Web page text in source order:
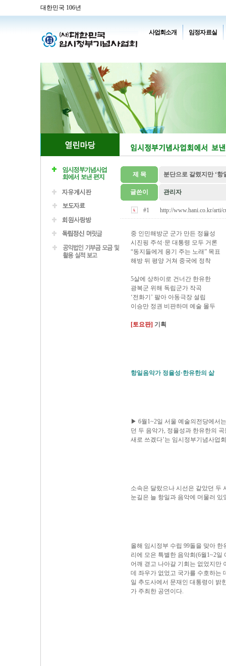
대한민국 106년
사업회소개 임정자료실
제 목 분단으로 갈렸지만 ‘항
글쓴이 관리자
#1 http://www.hani.co.kr/arti/
중 인민해방군 군가 만든 정율성
시진핑 주석·문 대통령 모두 거론
“동지들에게 용기 주는 노래” 목표
해방 뒤 평양 거쳐 중국에 정착
5살에 상하이로 건너간 한유한
광복군 위해 독립군가 작곡
‘전화기’ 팔아 아동극장 설립
이승만 정권 비판하며 예술 몰두
[토요판] 기획
항일음악가 정율성·한유한의 삶
▶ 6월1~2일 서울 예술의전당에서
던 두 음악가, 정율성과 한유한의
새로 쓰겠다’는 임시정부기념사업
소속은 달랐으나 시선은 같았던 두
눈길은 늘 항일과 음악에 머물러 있
올해 임시정부 수립 99돌을 맞아 한
리에 모은 특별한 음악회(6월1~2일
어깨 겯고 나아갈 기회는 없었지만
데 좌우가 없었고 국가를 수호하는
일 추도사에서 문재인 대통령이 밝
가 주최한 공연이다.